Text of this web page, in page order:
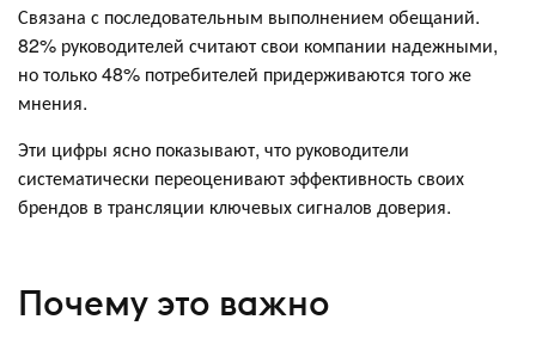
Связана с последовательным выполнением обещаний.
82% руководителей считают свои компании надежными,
но только 48% потребителей придерживаются того же
мнения.
Эти цифры ясно показывают, что руководители
систематически переоценивают эффективность своих
брендов в трансляции ключевых сигналов доверия.
Почему это важно